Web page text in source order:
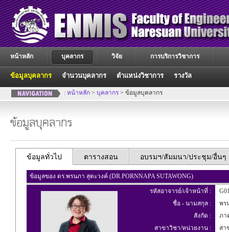
หน้าหลัก บุคลากร
ข้อมูลบุคลากร จำนวนบุคลากร ตำแหน่งวิชาการ รางวัล
วิจัย การบริการวิชาการ
: หน้าหลัก > บุคลากร > ข้อมูลบุคลากร
ข้อมูลบุคลากร
ข้อมูลทั่วไป ตารางสอน อบรมฯ/สัมมนา/ประชุม/อื่นๆ
ข้อมูลของ ดร.พรนภา สุตะวงค์ (DR.PORNNAPA SUTAWONG)
รหัสอาจารย์/เจ้าหน้าที่ :
ชื่อ - นามสกุล :
พร
สังกัด :
ภา
สาขาวิชา/หน่วยงาน :
สา